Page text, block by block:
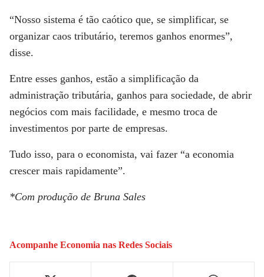
“Nosso sistema é tão caótico que, se simplificar, se
organizar caos tributário, teremos ganhos enormes”,
disse.
Entre esses ganhos, estão a simplificação da
administração tributária, ganhos para sociedade, de abrir
negócios com mais facilidade, e mesmo troca de
investimentos por parte de empresas.
Tudo isso, para o economista, vai fazer “a economia
crescer mais rapidamente”.
*Com produção de Bruna Sales
Acompanhe Economia nas Redes Sociais